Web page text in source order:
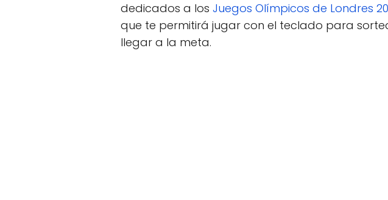
dedicados a los Juegos Olímpicos de Londres
que te permitirá jugar con el teclado para
llegar a la meta.